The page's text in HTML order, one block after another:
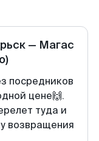
— Магас
посредников
цене🙌.
туда и
возвращения